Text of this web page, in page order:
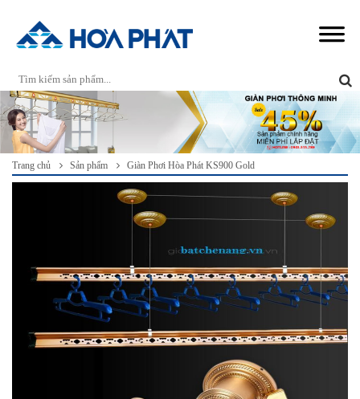
Trang chủ Sản phẩm Giàn Phơi Hòa Phát KS900 Gold